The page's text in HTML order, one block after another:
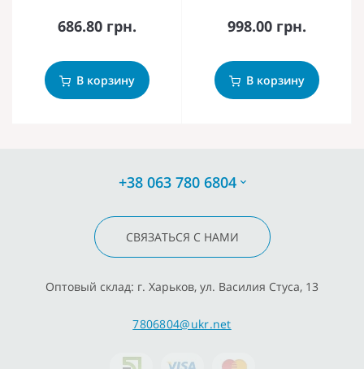
686.80 грн.
В корзину
998.00 грн.
В корзину
+38 063 780 6804
СВЯЗАТЬСЯ С НАМИ
Оптовый склад: г. Харьков, ул. Василия Стуса, 13
7806804@ukr.net